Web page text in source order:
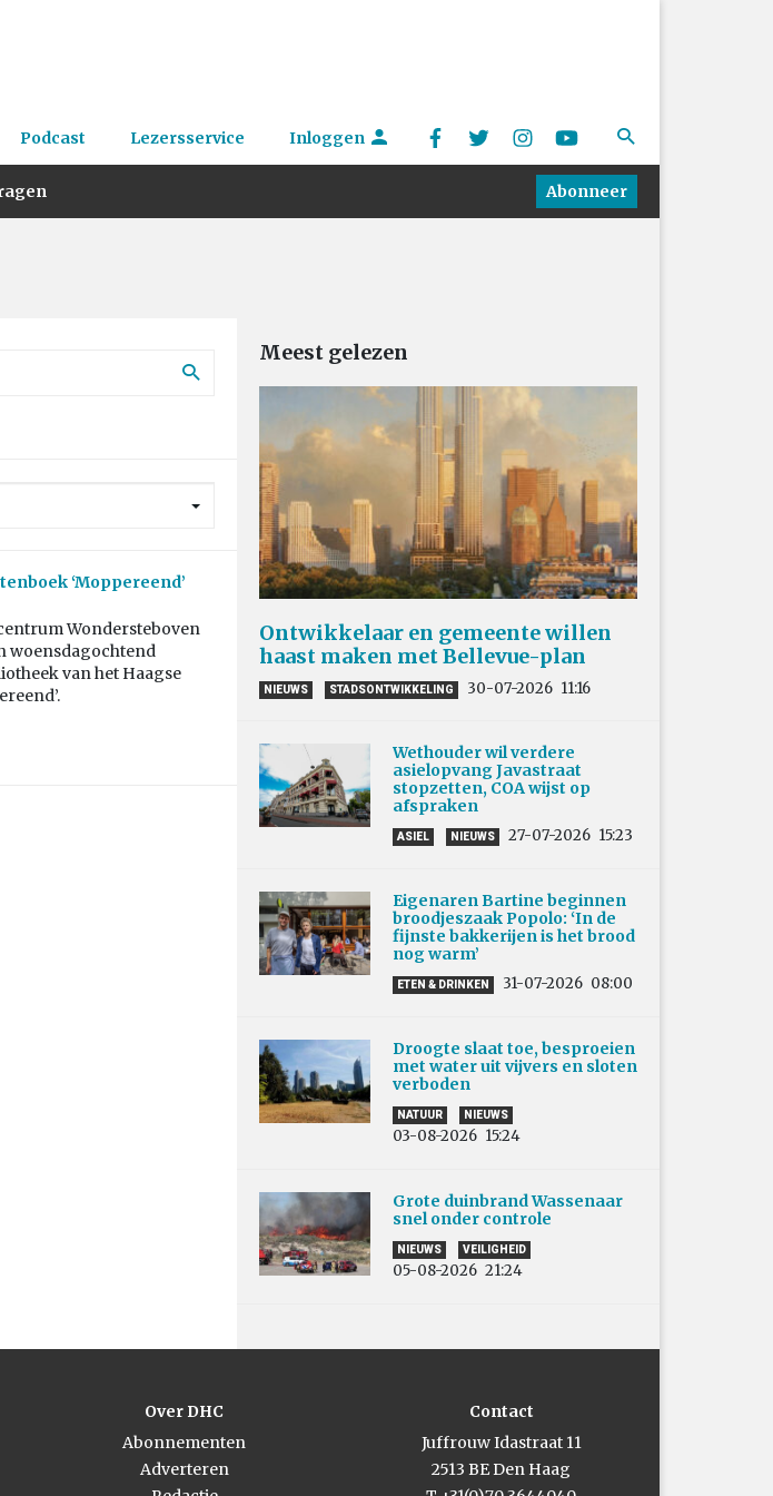
Podcast Lezersservice Inloggen
Abonneer
‘Moppereend’
Wondersteboven
woensdagochtend
van het Haagse
Meest gelezen
Ontwikkelaar en gemeente willen
haast maken met Bellevue-plan
NIEUWS STADSONTWIKKELING 30-07-2026 11:16
Wethouder wil verdere
asielopvang Javastraat
stopzetten, COA wijst op
afspraken
ASIEL NIEUWS 27-07-2026 15:23
Eigenaren Bartine beginnen
broodjeszaak Popolo: ‘In de
fijnste bakkerijen is het brood
nog warm’
ETEN & DRINKEN 31-07-2026 08:00
Droogte slaat toe, besproeien
met water uit vijvers en sloten
verboden
NATUUR NIEUWS
03-08-2026 15:24
Grote duinbrand Wassenaar
snel onder controle
NIEUWS VEILIGHEID
05-08-2026 21:24
Over DHC
Abonnementen
Adverteren
Contact
Juffrouw Idastraat 11
2513 BE Den Haag